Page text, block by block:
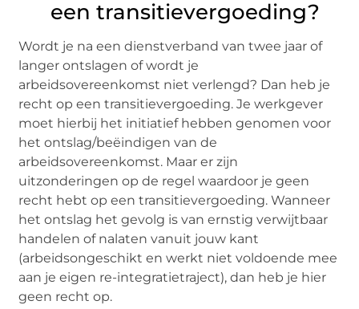
een transitievergoeding?
Wordt je na een dienstverband van twee jaar of
langer ontslagen of wordt je
arbeidsovereenkomst niet verlengd? Dan heb je
recht op een transitievergoeding. Je werkgever
moet hierbij het initiatief hebben genomen voor
het ontslag/beëindigen van de
arbeidsovereenkomst. Maar er zijn
uitzonderingen op de regel waardoor je geen
recht hebt op een transitievergoeding. Wanneer
het ontslag het gevolg is van ernstig verwijtbaar
handelen of nalaten vanuit jouw kant
(arbeidsongeschikt en werkt niet voldoende mee
aan je eigen re-integratietraject), dan heb je hier
geen recht op.